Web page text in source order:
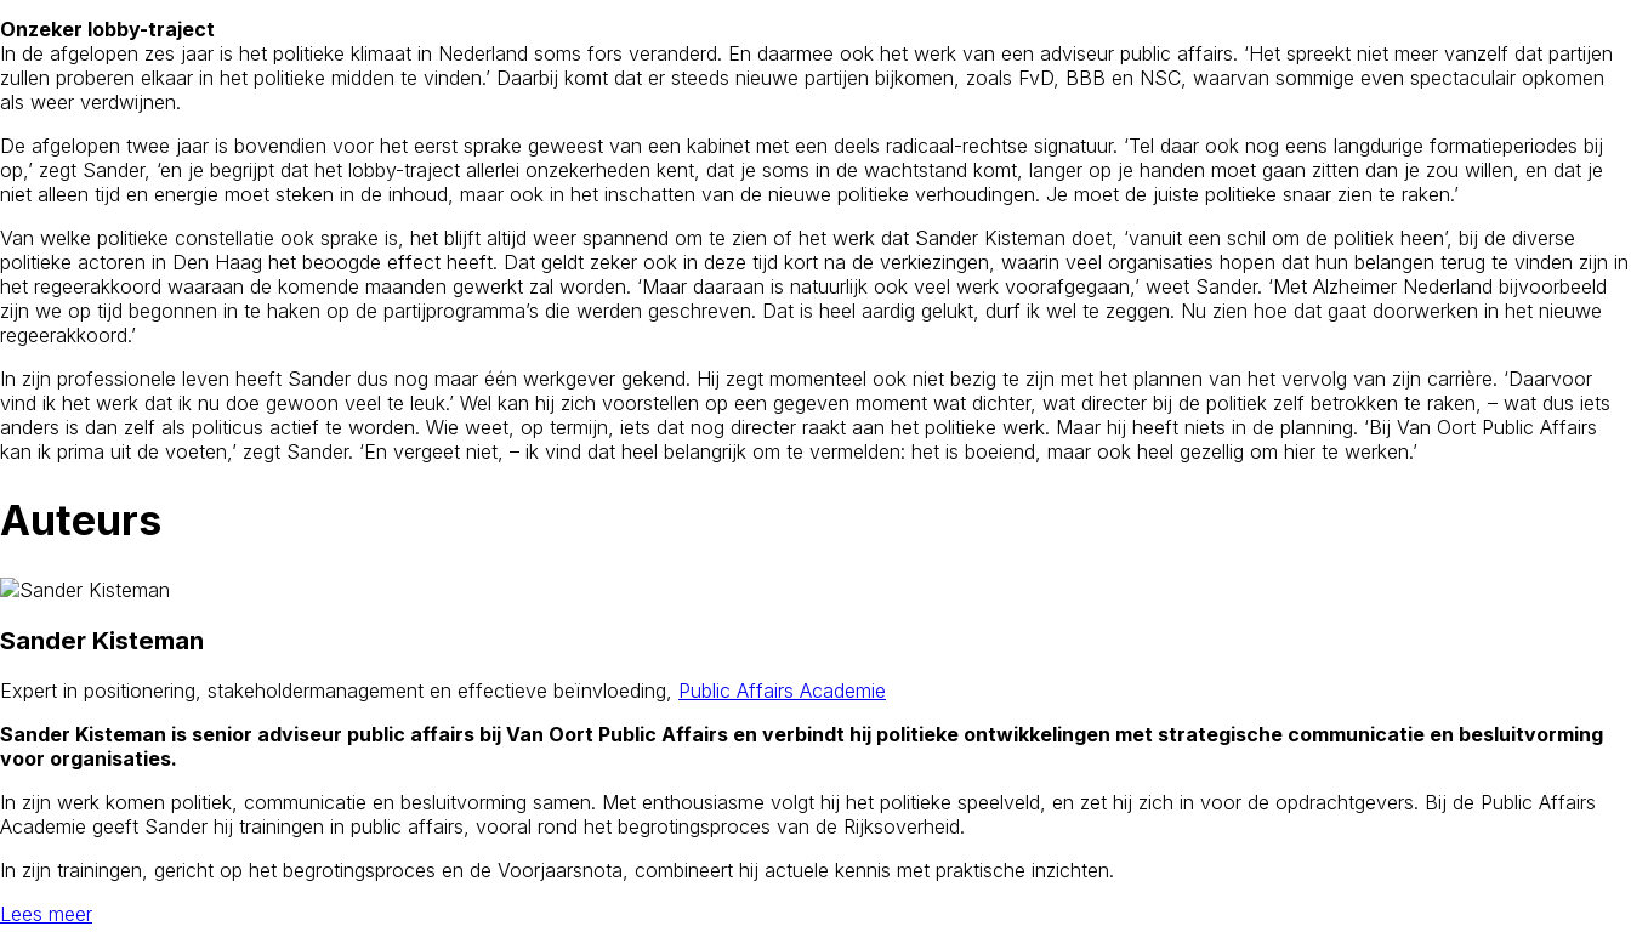
Onzeker lobby-traject
In de afgelopen zes jaar is het politieke klimaat in Nederland soms fors veranderd. En daarmee ook het werk van een adviseur public affairs. ‘Het spreekt niet meer vanzelf dat partijen
zullen proberen elkaar in het politieke midden te vinden.’ Daarbij komt dat er steeds nieuwe partijen bijkomen, zoals FvD, BBB en NSC, waarvan sommige even spectaculair opkomen
als weer verdwijnen.
De afgelopen twee jaar is bovendien voor het eerst sprake geweest van een kabinet met een deels radicaal-rechtse signatuur. ‘Tel daar ook nog eens langdurige formatieperiodes bij
op,’ zegt Sander, ‘en je begrijpt dat het lobby-traject allerlei onzekerheden kent, dat je soms in de wachtstand komt, langer op je handen moet gaan zitten dan je zou willen, en dat je
niet alleen tijd en energie moet steken in de inhoud, maar ook in het inschatten van de nieuwe politieke verhoudingen. Je moet de juiste politieke snaar zien te raken.’
Van welke politieke constellatie ook sprake is, het blijft altijd weer spannend om te zien of het werk dat Sander Kisteman doet, ‘vanuit een schil om de politiek heen’, bij de diverse
politieke actoren in Den Haag het beoogde effect heeft. Dat geldt zeker ook in deze tijd kort na de verkiezingen, waarin veel organisaties hopen dat hun belangen terug te vinden zijn in
het regeerakkoord waaraan de komende maanden gewerkt zal worden. ‘Maar daaraan is natuurlijk ook veel werk voorafgegaan,’ weet Sander. ‘Met Alzheimer Nederland bijvoorbeeld
zijn we op tijd begonnen in te haken op de partijprogramma’s die werden geschreven. Dat is heel aardig gelukt, durf ik wel te zeggen. Nu zien hoe dat gaat doorwerken in het nieuwe
regeerakkoord.’
In zijn professionele leven heeft Sander dus nog maar één werkgever gekend. Hij zegt momenteel ook niet bezig te zijn met het plannen van het vervolg van zijn carrière. ‘Daarvoor
vind ik het werk dat ik nu doe gewoon veel te leuk.’ Wel kan hij zich voorstellen op een gegeven moment wat dichter, wat directer bij de politiek zelf betrokken te raken, – wat dus iets
anders is dan zelf als politicus actief te worden. Wie weet, op termijn, iets dat nog directer raakt aan het politieke werk. Maar hij heeft niets in de planning. ‘Bij Van Oort Public Affairs
kan ik prima uit de voeten,’ zegt Sander. ‘En vergeet niet, – ik vind dat heel belangrijk om te vermelden: het is boeiend, maar ook heel gezellig om hier te werken.’
Auteurs
Sander Kisteman
Expert in positionering, stakeholdermanagement en effectieve beïnvloeding, Public Affairs Academie
Sander Kisteman is senior adviseur public affairs bij Van Oort Public Affairs en verbindt hij politieke ontwikkelingen met strategische communicatie en besluitvorming
voor organisaties.
In zijn werk komen politiek, communicatie en besluitvorming samen. Met enthousiasme volgt hij het politieke speelveld, en zet hij zich in voor de opdrachtgevers. Bij de Public Affairs
Academie geeft Sander hij trainingen in public affairs, vooral rond het begrotingsproces van de Rijksoverheid.
In zijn trainingen, gericht op het begrotingsproces en de Voorjaarsnota, combineert hij actuele kennis met praktische inzichten.
Lees meer